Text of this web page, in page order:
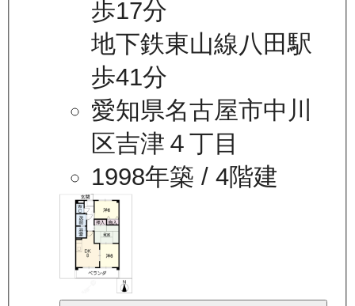
歩17分
地下鉄東山線八田駅
歩41分
愛知県名古屋市中川
区吉津４丁目
1998年築 / 4階建